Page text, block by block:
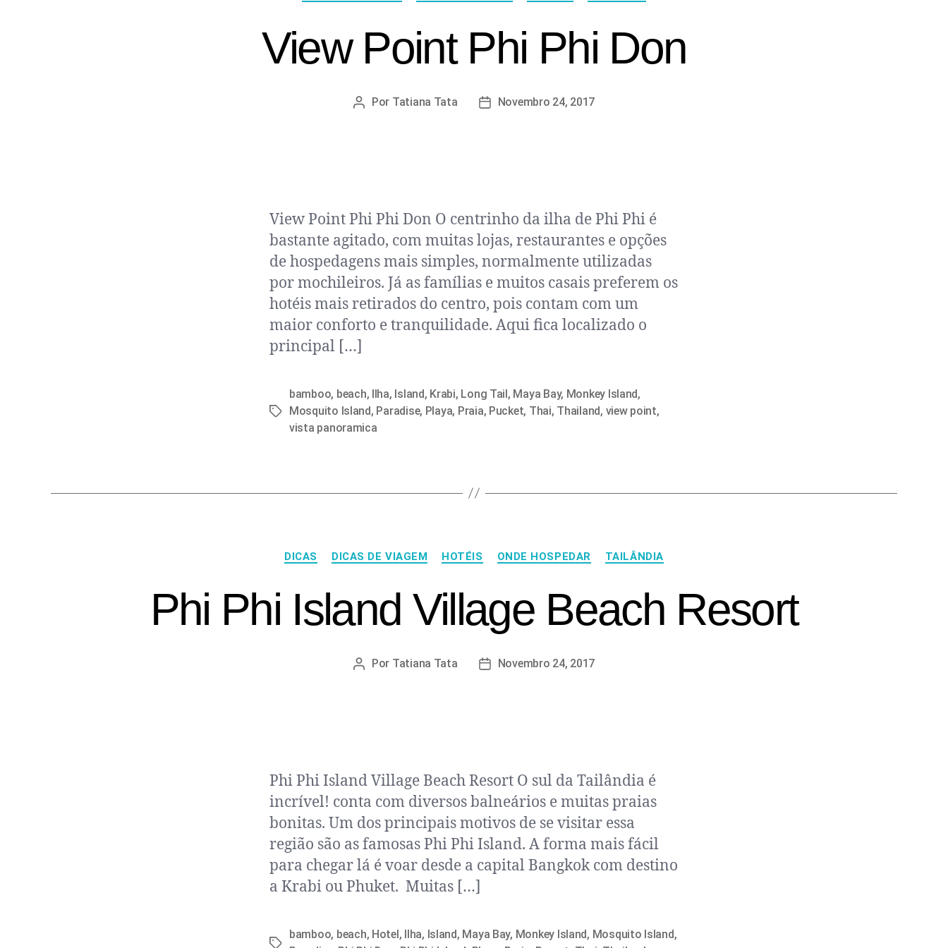
View Point Phi Phi Don
Por Tatiana Tata Novembro 24, 2017
View Point Phi Phi Don O centrinho da ilha de Phi Phi é
bastante agitado, com muitas lojas, restaurantes e opções
de hospedagens mais simples, normalmente utilizadas
por mochileiros. Já as famílias e muitos casais preferem os
hotéis mais retirados do centro, pois contam com um
maior conforto e tranquilidade. Aqui fica localizado o
principal […]
bamboo, beach, Ilha, Island, Krabi, Long Tail, Maya Bay, Monkey Island,
Mosquito Island, Paradise, Playa, Praia, Pucket, Thai, Thailand, view point,
vista panoramica
DICAS DICAS DE VIAGEM HOTÉIS ONDE HOSPEDAR TAILÂNDIA
Phi Phi Island Village Beach Resort
Por Tatiana Tata Novembro 24, 2017
Phi Phi Island Village Beach Resort O sul da Tailândia é
incrível! conta com diversos balneários e muitas praias
bonitas. Um dos principais motivos de se visitar essa
região são as famosas Phi Phi Island. A forma mais fácil
para chegar lá é voar desde a capital Bangkok com destino
a Krabi ou Phuket. Muitas […]
bamboo, beach, Hotel, Ilha, Island, Maya Bay, Monkey Island, Mosquito Island,